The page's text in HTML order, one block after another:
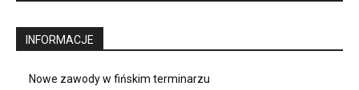
INFORMACJE
Nowe zawody w fińskim terminarzu